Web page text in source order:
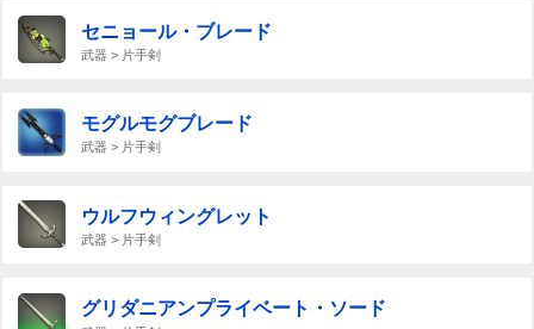
セニョール・ブレード
武器 > 片手剣
モグルモグブレード
武器 > 片手剣
ウルフウィングレット
武器 > 片手剣
グリダニアンプライベート・ソード